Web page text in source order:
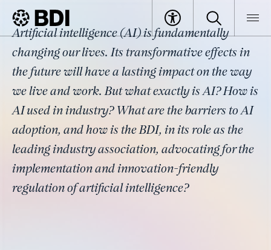
BDI Topics
Topic
Artificial Intelligence
Artificial intelligence (AI) is fundamentally
changing our lives. Its transformative effects in
the future will have a lasting impact on the way
we live and work. But what exactly is AI? How is
AI used in industry? What are the barriers to AI
adoption, and how is the BDI, in its role as the
leading industry association, advocating for the
implementation and innovation-friendly
regulation of artificial intelligence?